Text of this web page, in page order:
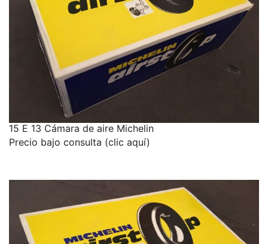
15 E 13 Cámara de aire Michelin
Precio bajo consulta (clic aquí)